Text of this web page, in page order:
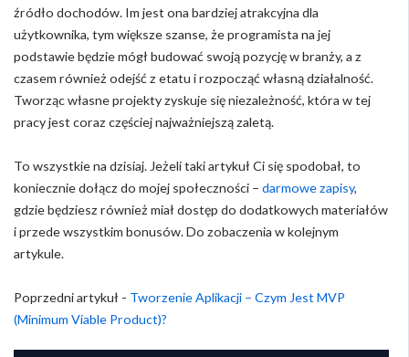
źródło dochodów. Im jest ona bardziej atrakcyjna dla
użytkownika, tym większe szanse, że programista na jej
podstawie będzie mógł budować swoją pozycję w branży, a z
czasem również odejść z etatu i rozpocząć własną działalność.
Tworząc własne projekty zyskuje się niezależność, która w tej
pracy jest coraz częściej najważniejszą zaletą.
To wszystkie na dzisiaj. Jeżeli taki artykuł Ci się spodobał, to
koniecznie dołącz do mojej społeczności – darmowe zapisy,
gdzie będziesz również miał dostęp do dodatkowych materiałów
i przede wszystkim bonusów. Do zobaczenia w kolejnym
artykule.
Poprzedni artykuł - Tworzenie Aplikacji – Czym Jest MVP
(Minimum Viable Product)?